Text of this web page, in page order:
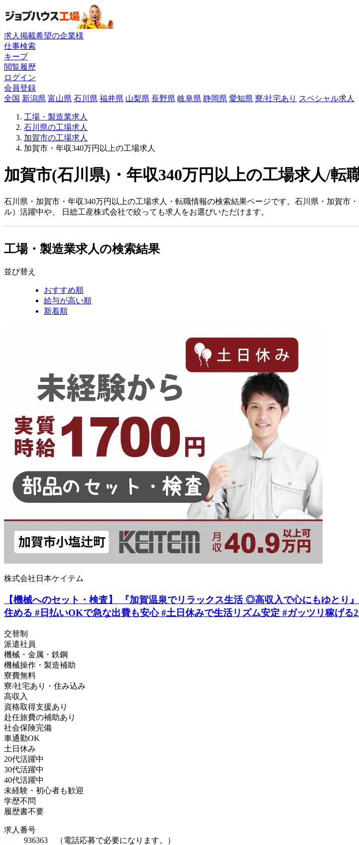
求人掲載希望の企業様
仕事検索
キープ
閲覧履歴
ログイン
会員登録
全国 新潟県 富山県 石川県 福井県 山梨県 長野県 岐阜県 静岡県 愛知県 寮/社宅あり スペシャル求人
工場・製造業求人
石川県の工場求人
加賀市の工場求人
加賀市・年収340万円以上の工場求人
加賀市(石川県)・年収340万円以上の工場求人/転
石川県・加賀市・年収340万円以上の工場求人・転職情報の検索結果ページです。石川県・加賀市
ル）活躍中や、 日総工産株式会社で絞っても求人をお選びいただけます。
工場・製造業求人の検索結果
並び替え
おすすめ順
給与が高い順
新着順
株式会社日本ケイテム
【機械へのセット・検査】 『加賀温泉でリラックス生活 ◎高収入で心にもゆとり
住める #日払いOKで急な出費も安心 #土日休みで生活リズム安定 #ガッツリ稼げる2
交替制
派遣社員
機械・金属・鉄鋼
機械操作・製造補助
寮費無料
寮/社宅あり・住み込み
高収入
資格取得支援あり
赴任旅費の補助あり
社会保険完備
車通勤OK
土日休み
20代活躍中
30代活躍中
40代活躍中
未経験・初心者も歓迎
学歴不問
履歴書不要
求人番号
936363 （電話応募で必要になります。）